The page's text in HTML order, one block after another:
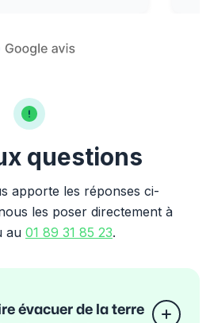
questions
apporte les réponses ci-
les poser directement à
au 01 89 31 85 23.
évacuer de la terre